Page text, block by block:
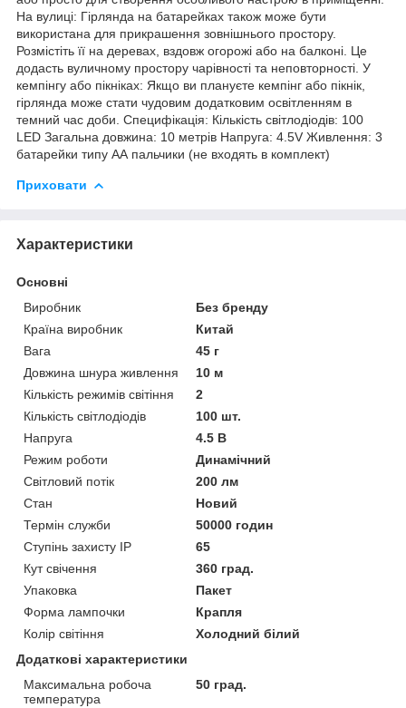
На вулиці: Гірлянда на батарейках також може бути
використана для прикрашення зовнішнього простору.
Розмістіть її на деревах, вздовж огорожі або на балконі. Це
додасть вуличному простору чарівності та неповторності. У
кемпінгу або пікніках: Якщо ви плануєте кемпінг або пікнік,
гірлянда може стати чудовим додатковим освітленням в
темний час доби. Специфікація: Кількість світлодіодів: 100
LED Загальна довжина: 10 метрів Напруга: 4.5V Живлення: 3
батарейки типу АА пальчики (не входять в комплект)
Приховати
Характеристики
Основні
Виробник
Без бренду
Країна виробник
Китай
Вага
45 г
Довжина шнура живлення
10 м
Кількість режимів світіння
2
Кількість світлодіодів
100 шт.
Напруга
4.5 В
Режим роботи
Динамічний
Світловий потік
200 лм
Стан
Новий
Термін служби
50000 годин
Ступінь захисту IP
65
Кут свічення
360 град.
Упаковка
Пакет
Форма лампочки
Крапля
Колір світіння
Холодний білий
Додаткові характеристики
Максимальна робоча
температура
50 град.